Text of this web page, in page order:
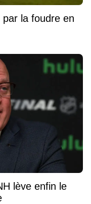
la foudre en
lève enfin le